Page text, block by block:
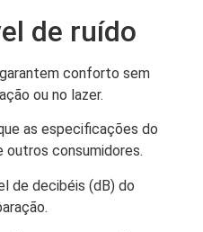
de ruído
conforto sem
ou no lazer.
as especificações do
outros consumidores.
de decibéis (dB) do